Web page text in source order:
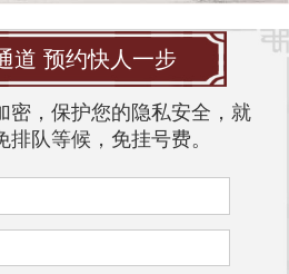
道 预约快人一步
密，保护您的隐私安全，就
队等候，免挂号费。